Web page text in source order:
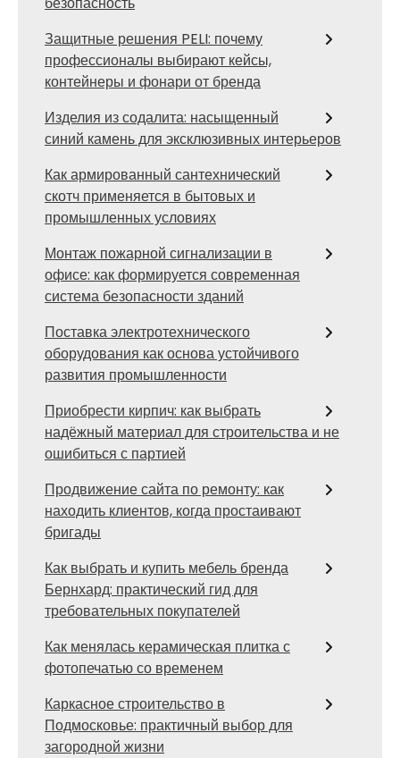
Защитные решения PELI: почему
профессионалы выбирают кейсы,
контейнеры и фонари от бренда
Изделия из содалита: насыщенный
синий камень для эксклюзивных интерьеров
Как армированный сантехнический
скотч применяется в бытовых и
промышленных условиях
Монтаж пожарной сигнализации в
офисе: как формируется современная
система безопасности зданий
Поставка электротехнического
оборудования как основа устойчивого
развития промышленности
Приобрести кирпич: как выбрать
надёжный материал для строительства и не
ошибиться с партией
Продвижение сайта по ремонту: как
находить клиентов, когда простаивают
бригады
Как выбрать и купить мебель бренда
Бернхард: практический гид для
требовательных покупателей
Как менялась керамическая плитка с
фотопечатью со временем
Каркасное строительство в
Подмосковье: практичный выбор для
загородной жизни